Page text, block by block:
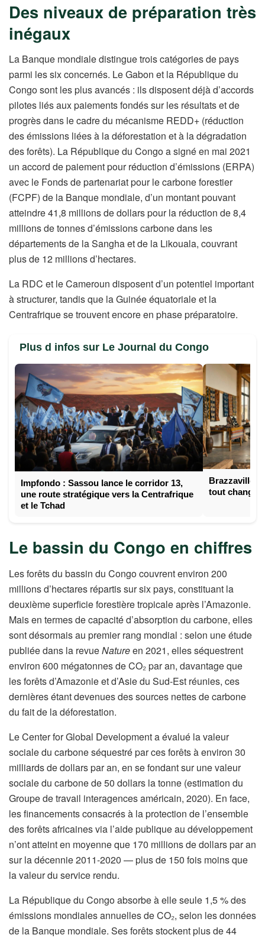
Des niveaux de préparation très
inégaux
La Banque mondiale distingue trois catégories de pays
parmi les six concernés. Le Gabon et la République du
Congo sont les plus avancés : ils disposent déjà d’accords
pilotes liés aux paiements fondés sur les résultats et de
progrès dans le cadre du mécanisme REDD+ (réduction
des émissions liées à la déforestation et à la dégradation
des forêts). La République du Congo a signé en mai 2021
un accord de paiement pour réduction d’émissions (ERPA)
avec le Fonds de partenariat pour le carbone forestier
(FCPF) de la Banque mondiale, d’un montant pouvant
atteindre 41,8 millions de dollars pour la réduction de 8,4
millions de tonnes d’émissions carbone dans les
départements de la Sangha et de la Likouala, couvrant
plus de 12 millions d’hectares.
La RDC et le Cameroun disposent d’un potentiel important
à structurer, tandis que la Guinée équatoriale et la
Centrafrique se trouvent encore en phase préparatoire.
Plus d infos sur Le Journal du Congo
Impfondo : Sassou lance le corridor 13,
une route stratégique vers la Centrafrique
et le Tchad
Brazzaville
tout changer
Le bassin du Congo en chiffres
Les forêts du bassin du Congo couvrent environ 200
millions d’hectares répartis sur six pays, constituant la
deuxième superficie forestière tropicale après l’Amazonie.
Mais en termes de capacité d’absorption du carbone, elles
sont désormais au premier rang mondial : selon une étude
publiée dans la revueNatureen 2021, elles séquestrent
environ 600 mégatonnes de CO₂ par an, davantage que
les forêts d’Amazonie et d’Asie du Sud-Est réunies, ces
dernières étant devenues des sources nettes de carbone
du fait de la déforestation.
Le Center for Global Development a évalué la valeur
sociale du carbone séquestré par ces forêts à environ 30
milliards de dollars par an, en se fondant sur une valeur
sociale du carbone de 50 dollars la tonne (estimation du
Groupe de travail interagences américain, 2020). En face,
les financements consacrés à la protection de l’ensemble
des forêts africaines via l’aide publique au développement
n’ont atteint en moyenne que 170 millions de dollars par an
sur la décennie 2011-2020 — plus de 150 fois moins que
la valeur du service rendu.
La République du Congo absorbe à elle seule 1,5 % des
émissions mondiales annuelles de CO₂, selon les données
de la Banque mondiale. Ses forêts stockent plus de 44